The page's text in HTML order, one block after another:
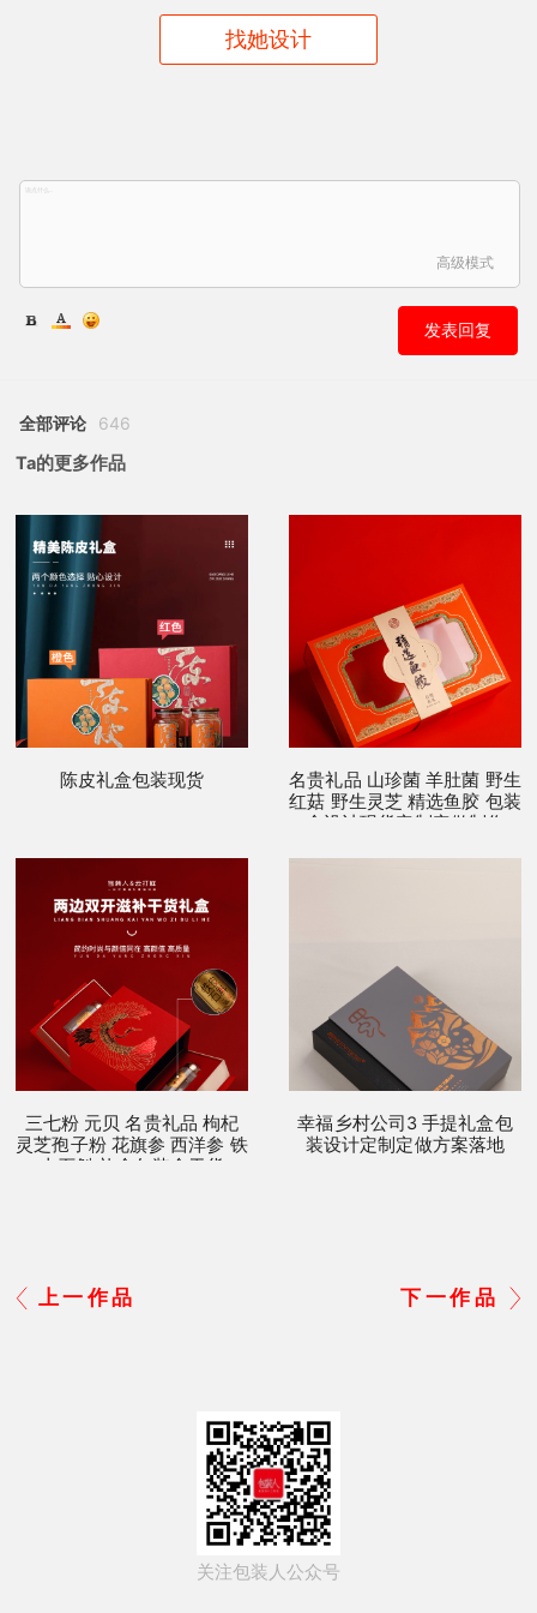
找她设计
高级模式
发表回复
全部评论 646
Ta的更多作品
陈皮礼盒包装现货
名贵礼品 山珍菌 羊肚菌 野生
红菇 野生灵芝 精选鱼胶 包装
盒设计现货定制定做制作
三七粉 元贝 名贵礼品 枸杞
灵芝孢子粉 花旗参 西洋参 铁
皮石斛 礼盒包装盒干货
幸福乡村公司3 手提礼盒包
装设计定制定做方案落地
上一作品 下一作品
关注包装人公众号